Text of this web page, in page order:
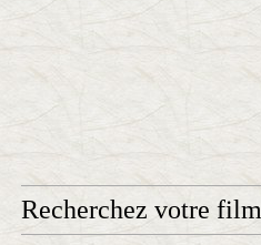
Recherchez votre film